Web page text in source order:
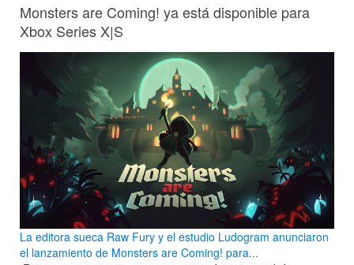
Monsters are Coming! ya está disponible para
Xbox Series X|S
La editora sueca Raw Fury y el estudio Ludogram anunciaron
el lanzamiento de Monsters are Coming! para...